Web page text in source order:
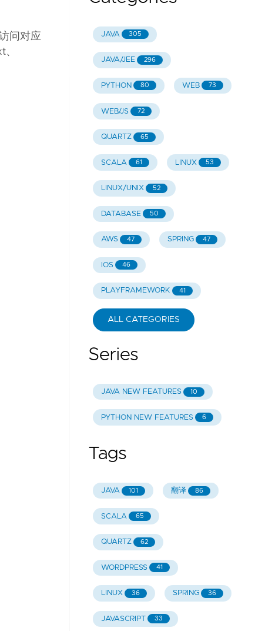
问对应
JAVA 305
JAVA/JEE 296
PYTHON 80 WEB 73
WEB/JS 72
QUARTZ 65
SCALA 61 LINUX 53
LINUX/UNIX 52
DATABASE 50
AWS 47 SPRING 47
IOS 46
PLAYFRAMEWORK 41
ALL CATEGORIES
Series
JAVA NEW FEATURES 10
PYTHON NEW FEATURES 6
Tags
JAVA 101 翻译 86
SCALA 65
QUARTZ 62
WORDPRESS 41
LINUX 36 SPRING 36
JAVASCRIPT 33